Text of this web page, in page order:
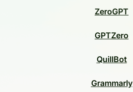
ZeroGPT
GPTZero
QuillBot
Grammarly